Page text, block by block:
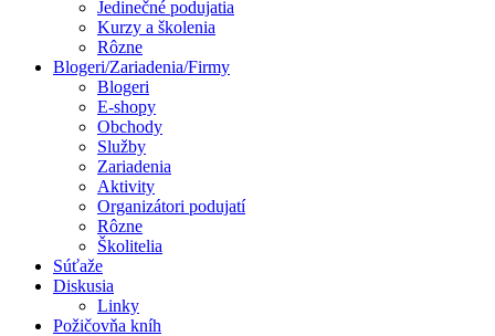
Jedinečné podujatia
Kurzy a školenia
Rôzne
Blogeri/Zariadenia/Firmy
Blogeri
E-shopy
Obchody
Služby
Zariadenia
Aktivity
Organizátori podujatí
Rôzne
Školitelia
Súťaže
Diskusia
Linky
Požičovňa kníh